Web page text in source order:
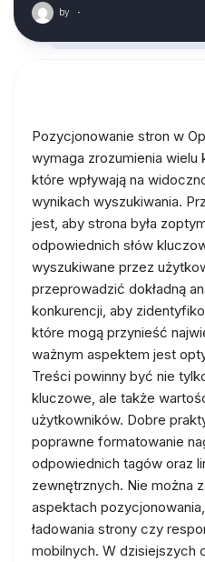
by ·
Pozycjonowanie stron w
wymaga zrozumienia
które wpływają na
wynikach wyszukiwania.
jest, aby strona była
odpowiednich słów
wyszukiwane przez
przeprowadzić dokładną
konkurencji, aby
które mogą przynieść
ważnym aspektem jest
Treści powinny być nie
kluczowe, ale także
użytkowników. Dobre
poprawne formatowanie
odpowiednich tagów oraz
zewnętrznych. Nie można
aspektach
ładowania strony czy
mobilnych. W dzisiejszych